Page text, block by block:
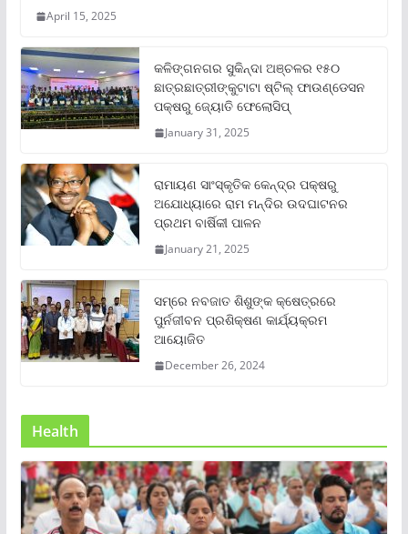
April 15, 2025
କଳିଙ୍ଗନଗର ସୁକିନ୍ଦା ଅଞ୍ଚଳର ୧୫୦
ଛାତ୍ରଛାତ୍ରୀଙ୍କୁଟାଟା ଷ୍ଟିଲ୍ ଫାଉଣ୍ଡେସନ
ପକ୍ଷରୁ ଜ୍ୟୋତି ଫେଲୋସିପ୍‌
January 31, 2025
ରାମାୟଣ ସାଂସ୍କୃତିକ କେନ୍ଦ୍ର ପକ୍ଷରୁ
ଅଯୋଧ୍ୟାରେ ରାମ ମନ୍ଦିର ଉଦଘାଟନର
ପ୍ରଥମ ବାର୍ଷିକୀ ପାଳନ
January 21, 2025
ସମ୍‌ରେ ନବଜାତ ଶିଶୁଙ୍କ କ୍ଷେତ୍ରରେ
ପୁର୍ନଜୀବନ ପ୍ରଶିକ୍ଷଣ କାର୍ଯ୍ୟକ୍ରମ
ଆୟୋଜିତ
December 26, 2024
Health